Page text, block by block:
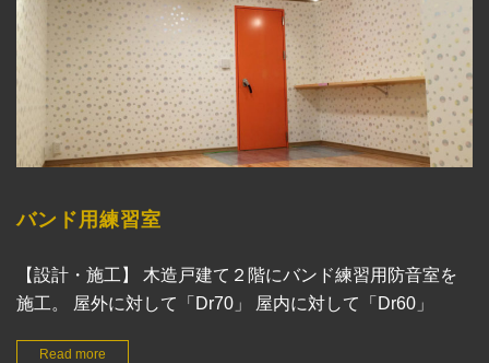
バンド用練習室
【設計・施工】 木造戸建て２階にバンド練習用防音室を
施工。 屋外に対して「Dr70」 屋内に対して「Dr60」
Read more